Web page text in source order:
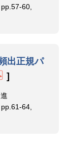
60,
出正規パ
]
64,